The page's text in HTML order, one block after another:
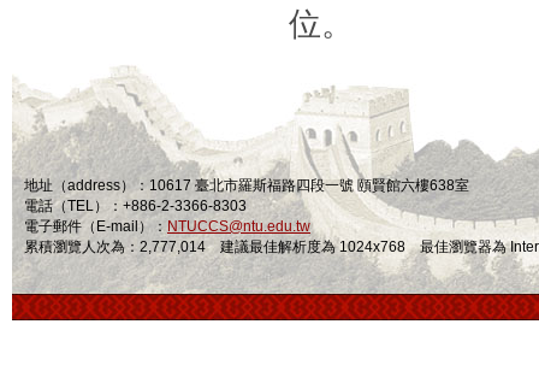
位。
地址（address）：10617 臺北市羅斯福路四段一號 頤賢館六樓638室
電話（TEL）：+886-2-3366-8303
電子郵件（E-mail）： NTUCCS@ntu.edu.tw
累積瀏覽人次為：2,777,014 建議最佳解析度為 1024x768 最佳瀏覽器為